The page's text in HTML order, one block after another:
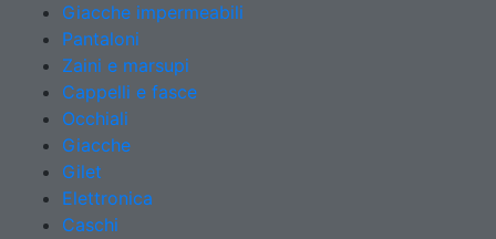
Giacche impermeabili
Pantaloni
Zaini e marsupi
Cappelli e fasce
Occhiali
Giacche
Gilet
Elettronica
Caschi